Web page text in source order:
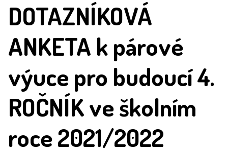
DOTAZNÍKOVÁ
ANKETA k párové
výuce pro budoucí 4.
ROČNÍK ve školním
roce 2021/2022